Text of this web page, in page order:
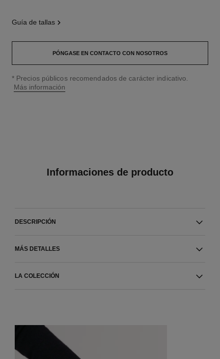
guía de tallas
PÓNGASE EN CONTACTO CON NOSOTROS
↩
* Precios públicos recomendados de carácter indicativo.
Más información
Informaciones de producto
DESCRIPCIÓN
MÁS DETALLES
LA COLECCIÓN